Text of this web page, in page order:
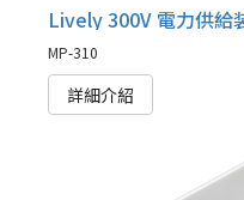
Lively 300V 電力供給
MP-310
詳細介紹